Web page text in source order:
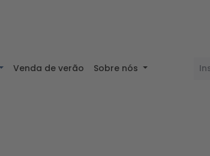
Venda de verão Sobre nós